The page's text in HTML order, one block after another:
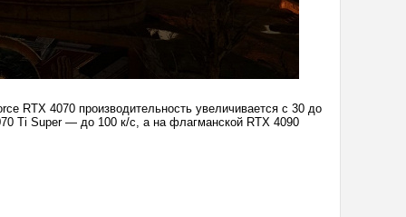
RTX 4070 производительность увеличивается с 30 до
Ti Super — до 100 к/с, а на флагманской RTX 4090